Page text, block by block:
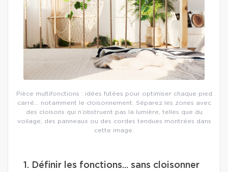
Pièce multifonctions : idées futées pour optimiser chaque pied
carré… notamment le cloisonnement. Séparez les zones avec
des cloisons qui n’obstruent pas la lumière, telles que du
voilage, des panneaux ou des cordes tendues montrées dans
cette image.
1. Définir les fonctions... sans cloisonner